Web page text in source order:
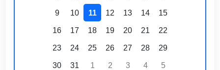
9 10 11 12 13 14 15
16 17 18 19 20 21 22
23 24 25 26 27 28 29
30 31 1 2 3 4 5